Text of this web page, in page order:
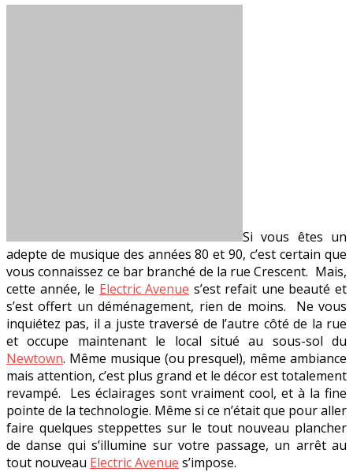
Si vous êtes un
adepte de musique des années 80 et 90, c’est certain que
vous connaissez ce bar branché de la rue Crescent. Mais,
cette année, le Electric Avenue s’est refait une beauté et
s’est offert un déménagement, rien de moins. Ne vous
inquiétez pas, il a juste traversé de l’autre côté de la rue
et occupe maintenant le local situé au sous-sol du
Newtown. Même musique (ou presque!), même ambiance
mais attention, c’est plus grand et le décor est totalement
revampé. Les éclairages sont vraiment cool, et à la fine
pointe de la technologie. Même si ce n’était que pour aller
faire quelques steppettes sur le tout nouveau plancher
de danse qui s’illumine sur votre passage, un arrêt au
tout nouveau Electric Avenue s’impose.